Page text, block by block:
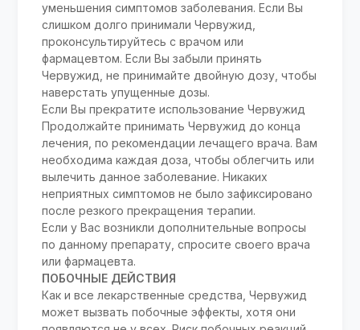
уменьшения симптомов заболевания. Если Вы
слишком долго принимали Червужид,
проконсультируйтесь с врачом или
фармацевтом. Если Вы забыли принять
Червужид, не принимайте двойную дозу, чтобы
наверстать упущенные дозы.
Если Вы прекратите использование Червужид
Продолжайте принимать Червужид до конца
лечения, по рекомендации лечащего врача. Вам
необходима каждая доза, чтобы облегчить или
вылечить данное заболевание. Никаких
неприятных симптомов не было зафиксировано
после резкого прекращения терапии.
Если у Вас возникли дополнительные вопросы
по данному препарату, спросите своего врача
или фармацевта.
ПОБОЧНЫЕ ДЕЙСТВИЯ
Как и все лекарственные средства, Червужид
может вызвать побочные эффекты, хотя они